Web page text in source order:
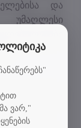
და
რომლის
ვარ,"